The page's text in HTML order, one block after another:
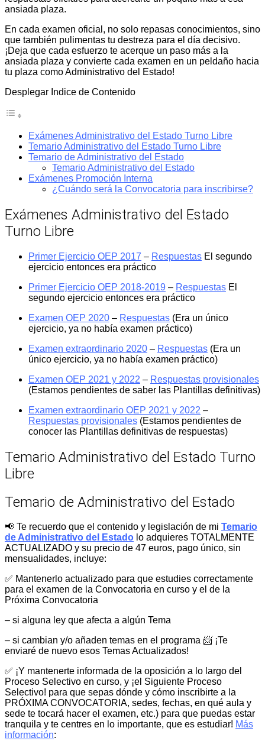
ansiada plaza.
En cada examen oficial, no solo repasas conocimientos, sino
que también pulimentas tu destreza para el día decisivo.
¡Deja que cada esfuerzo te acerque un paso más a la
ansiada plaza y convierte cada examen en un peldaño hacia
tu plaza como Administrativo del Estado!
Desplegar Indice de Contenido
Exámenes Administrativo del Estado Turno Libre
Temario Administrativo del Estado Turno Libre
Temario de Administrativo del Estado
Temario Administrativo del Estado
Exámenes Promoción Interna
¿Cuándo será la Convocatoria para inscribirse?
Exámenes Administrativo del Estado
Turno Libre
Primer Ejercicio OEP 2017 – Respuestas El segundo
ejercicio entonces era práctico
Primer Ejercicio OEP 2018-2019 – Respuestas El
segundo ejercicio entonces era práctico
Examen OEP 2020 – Respuestas (Era un único
ejercicio, ya no había examen práctico)
Examen extraordinario 2020 – Respuestas (Era un
único ejercicio, ya no había examen práctico)
Examen OEP 2021 y 2022 – Respuestas provisionales
(Estamos pendientes de saber las Plantillas definitivas)
Examen extraordinario OEP 2021 y 2022 –
Respuestas provisionales (Estamos pendientes de
conocer las Plantillas definitivas de respuestas)
Temario Administrativo del Estado Turno
Libre
Temario de Administrativo del Estado
📢 Te recuerdo que el contenido y legislación de mi Temario
de Administrativo del Estado lo adquieres TOTALMENTE
ACTUALIZADO y su precio de 47 euros, pago único, sin
mensualidades, incluye:
✅ Mantenerlo actualizado para que estudies correctamente
para el examen de la Convocatoria en curso y el de la
Próxima Convocatoria
– si alguna ley que afecta a algún Tema
– si cambian y/o añaden temas en el programa 📨 ¡Te
enviaré de nuevo esos Temas Actualizados!
✅ ¡Y mantenerte informada de la oposición a lo largo del
Proceso Selectivo en curso, y ¡el Siguiente Proceso
Selectivo! para que sepas dónde y cómo inscribirte a la
PRÓXIMA CONVOCATORIA, sedes, fechas, en qué aula y
sede te tocará hacer el examen, etc.) para que puedas estar
tranquila y te centres en lo importante, que es estudiar! Más
información: